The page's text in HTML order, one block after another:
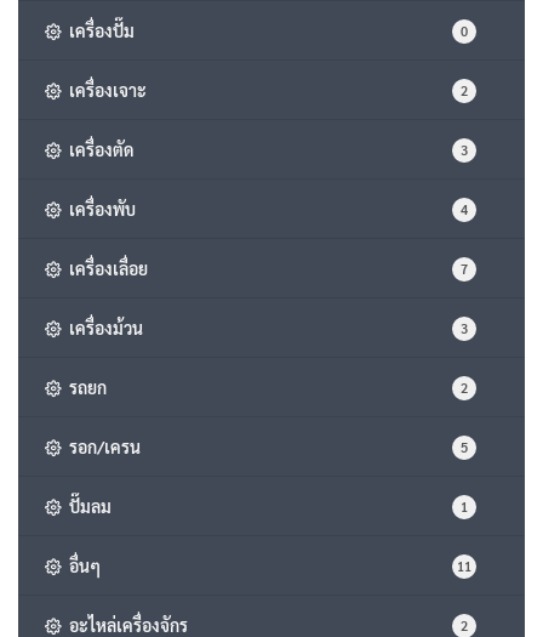
เครื่องปั๊ม 0
เครื่องเจาะ 2
เครื่องตัด 3
เครื่องพับ 4
เครื่องเลื่อย 7
เครื่องม้วน 3
รถยก 2
รอก/เครน 5
ปั๊มลม 1
อื่นๆ 11
อะไหล่เครื่องจักร 2